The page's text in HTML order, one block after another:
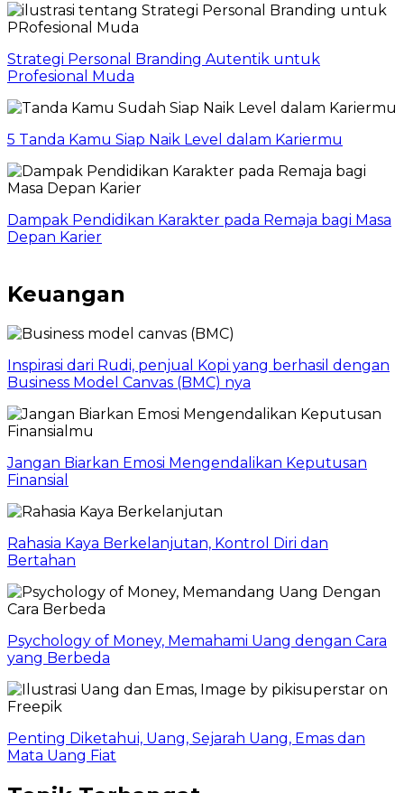
Strategi Personal Branding Autentik untuk
Profesional Muda
5 Tanda Kamu Siap Naik Level dalam Kariermu
Dampak Pendidikan Karakter pada Remaja bagi Masa
Depan Karier
Keuangan
Inspirasi dari Rudi, penjual Kopi yang berhasil dengan
Business Model Canvas (BMC) nya
Jangan Biarkan Emosi Mengendalikan Keputusan
Finansial
Rahasia Kaya Berkelanjutan, Kontrol Diri dan
Bertahan
Psychology of Money, Memahami Uang dengan Cara
yang Berbeda
Penting Diketahui, Uang, Sejarah Uang, Emas dan
Mata Uang Fiat